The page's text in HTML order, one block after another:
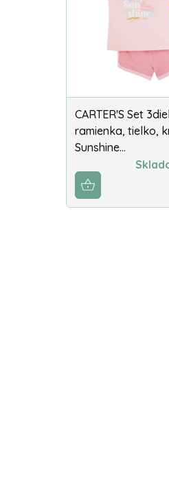
CARTER'S Set
ramienka, tielko,
Sunshine…